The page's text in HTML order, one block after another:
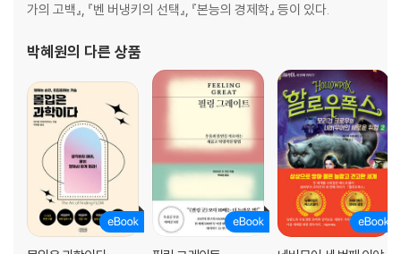
가의 고백』, 『벤 버냉키의 선택』, 『본능의 경제학』 등이 있다.
박혜원의 다른 상품